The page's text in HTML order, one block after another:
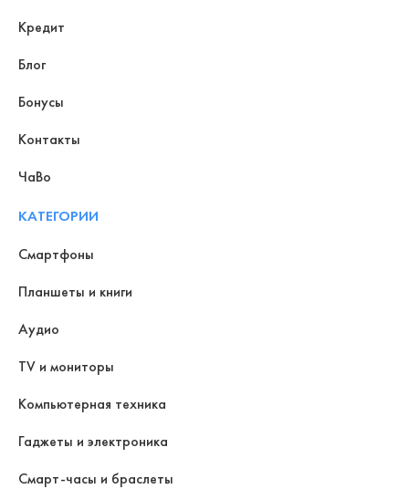
Кредит
Блог
Бонусы
Контакты
ЧаВо
КАТЕГОРИИ
Смартфоны
Планшеты и книги
Аудио
TV и мониторы
Компьютерная техника
Гаджеты и электроника
Смарт-часы и браслеты